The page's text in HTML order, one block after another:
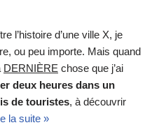
l’histoire d’une ville X, je
ou peu importe. Mais quand
DERNIÈRE chose que j’ai
deux heures dans un
de touristes, à découvrir
la suite »